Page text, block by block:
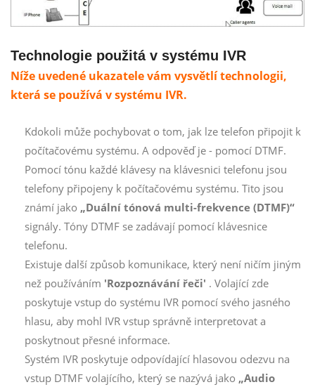
Technologie použitá v systému IVR
Níže uvedené ukazatele vám vysvětlí technologii,
která se používá v systému IVR.
Kdokoli může pochybovat o tom, jak lze telefon připojit k
počítačovému systému. A odpověď je - pomocí DTMF.
Pomocí tónu každé klávesy na klávesnici telefonu jsou
telefony připojeny k počítačovému systému. Tito jsou
známí jako „Duální tónová multi-frekvence (DTMF)“
signály. Tóny DTMF se zadávají pomocí klávesnice
telefonu.
Existuje další způsob komunikace, který není ničím jiným
než používáním 'Rozpoznávání řeči' . Volající zde
poskytuje vstup do systému IVR pomocí svého jasného
hlasu, aby mohl IVR vstup správně interpretovat a
poskytnout přesné informace.
Systém IVR poskytuje odpovídající hlasovou odezvu na
vstup DTMF volajícího, který se nazývá jako „Audio